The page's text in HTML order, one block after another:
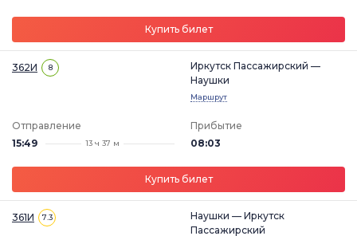
Купить билет
362И 8
Иркутск Пассажирский —
Наушки
Маршрут
Отправление
15:49
13 ч 37 м
Прибытие
08:03
Купить билет
361И 7.3
Наушки — Иркутск
Пассажирский